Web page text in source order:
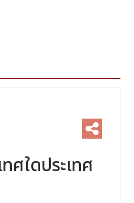
ศใดประเทศ